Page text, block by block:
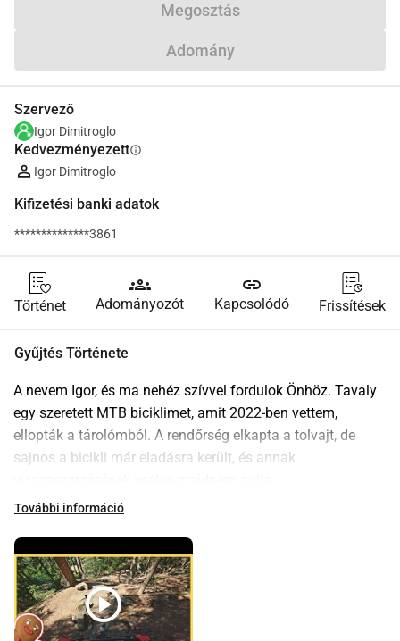
Megosztás
Adomány
Szervező
Igor Dimitroglo
Kedvezményezettinfo
Igor Dimitroglo
Kifizetési banki adatok
**************3861
Történet
groups
Adományozót
link
Kapcsolódó Frissítések
Gyűjtés Története
A nevem Igor, és ma nehéz szívvel fordulok Önhöz. Tavaly
egy szeretett MTB biciklimet, amit 2022-ben vettem,
ellopták a tárolómból. A rendőrség elkapta a tolvajt, de
sajnos a bicikli már eladásra került, és annak
Hihetetlenül keményen dolgoztam és hosszú időn át
biciklit. Ez volt az álmaim valóra váltása és az egyetlen
járművem. Utazásra, új helyek felfedezésére és az
egészségem megőrzésére használtam. Emellett elkezdtem
YouTube videókat készíteni, hogy megosszam és
információkat nyújtsak a helyi bringaparkokról,
További információ
play_circle